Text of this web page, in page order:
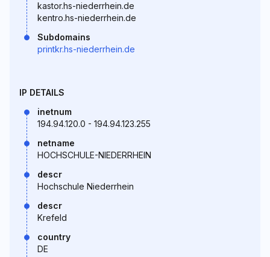
kastor.hs-niederrhein.de
kentro.hs-niederrhein.de
Subdomains
printkr.hs-niederrhein.de
IP DETAILS
inetnum
194.94.120.0 - 194.94.123.255
netname
HOCHSCHULE-NIEDERRHEIN
descr
Hochschule Niederrhein
descr
Krefeld
country
DE